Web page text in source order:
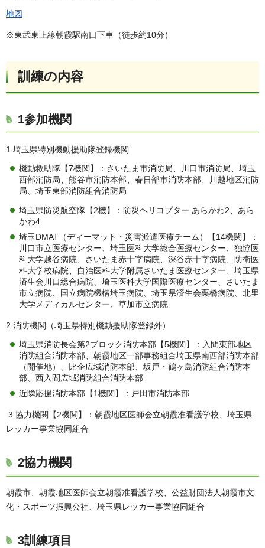
地図
※東武東上線朝霞駅南口下車（徒歩約10分）
訓練の内容
1参加機関
1.埼玉県特別機動援助隊登録機関
機動救助隊【7機関】：さいたま市消防局、川口市消防局、埼玉
西部消防局、熊谷市消防本部、春日部市消防本部、川越地区消防
局、埼玉東部消防組合消防局
埼玉県防災航空隊【2機】：防災ヘリコプター あらかわ2、あら
かわ4
埼玉DMAT（ディーマット・災害派遣医療チーム）【14機関】：
川口市立医療センター、埼玉医科大学総合医療センター、独協医
科大学越谷病院、さいたま赤十字病院、深谷赤十字病院、防衛医
科大学校病院、自治医科大学附属さいたま医療センター、埼玉県
済生会川口総合病院、埼玉医科大学国際医療センター、さいたま
市立病院、国立病院機構埼玉病院、埼玉県済生会栗橋病院、北里
大学メディカルセンター、草加市立病院
2.消防機関（埼玉県特別機動援助隊登録外）
埼玉県消防長会第2ブロック消防本部【5機関】：入間東部地区
消防組合消防本部、朝霞地区一部事務組合埼玉県南西部消防本部
（開催地）、比企広域消防本部、坂戸・鶴ヶ島消防組合消防本
部、西入間広域消防組合消防本部
近隣応援消防本部【1機関】：戸田市消防本部
3.協力機関【2機関】：朝霞地区医師会立朝霞准看護学校、埼玉県
レッカー事業協同組合
2協力機関
朝霞市、朝霞地区医師会立朝霞准看護学校、公益財団法人朝霞市文
化・スポーツ振興公社、埼玉県レッカー事業協同組合
3訓練項目